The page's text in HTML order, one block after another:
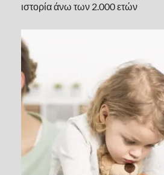
ιστορία άνω των 2.000 ετών